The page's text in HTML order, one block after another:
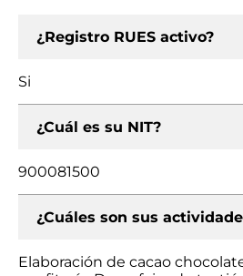
¿Registro RUES activo?
Si
¿Cuál es su NIT?
900081500
¿Cuáles son sus
Elaboración de cacao